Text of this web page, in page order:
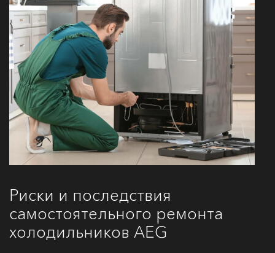
Риски и последствия
самостоятельного ремонта
холодильников AEG